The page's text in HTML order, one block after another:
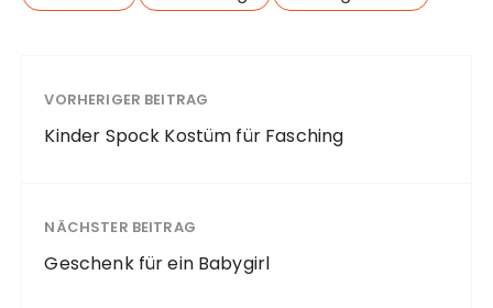
VORHERIGER BEITRAG
Kinder Spock Kostüm für Fasching
NÄCHSTER BEITRAG
Geschenk für ein Babygirl